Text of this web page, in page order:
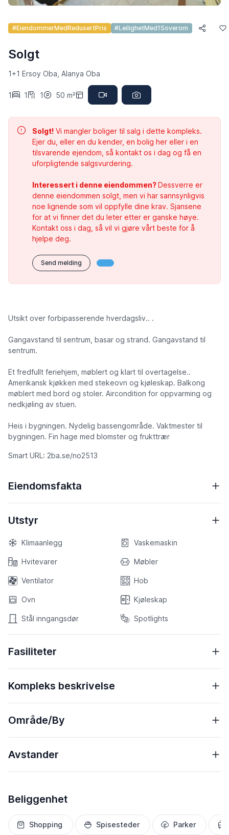
#EiendommerMedRedusertPris #LeilighetMed1Soverom
Solgt
1+1 Ersoy Oba, Alanya Oba
1 1 1 50 m²
Solgt! Vi mangler boliger til salg i dette kompleks.
Ejer du, eller en du kender, en bolig her eller i en
tilsvarende ejendom, så kontakt os i dag og få en
uforpligtende salgsvurdering.
Interessert i denne eiendommen? Dessverre er
denne eiendommen solgt, men vi har sannsynligvis
noe lignende som vil oppfylle dine krav. Sjansene
for at vi finner det du leter etter er ganske høye.
Kontakt oss i dag, så vil vi gjøre vårt beste for å
hjelpe deg.
Send melding
Utsikt over forbipasserende hverdagsliv.. .
Gangavstand til sentrum, basar og strand. Gangavstand til
sentrum.
Et fredfullt feriehjem, møblert og klart til overtagelse..
Amerikansk kjøkken med stekeovn og kjøleskap. Balkong
møblert med bord og stoler. Aircondition for oppvarming og
nedkjøling av stuen.
Heis i bygningen. Nydelig bassengområde. Vaktmester til
bygningen. Fin hage med blomster og frukttrær
Smart URL: 2ba.se/no2513
Eiendomsfakta
Utstyr
Klimaanlegg Vaskemaskin
Hvitevarer Møbler
Ventilator Hob
Ovn Kjøleskap
Stål inngangsdør Spotlights
Fasiliteter
Kompleks beskrivelse
Område/By
Avstander
Beliggenhet
Shopping Spisesteder Parker